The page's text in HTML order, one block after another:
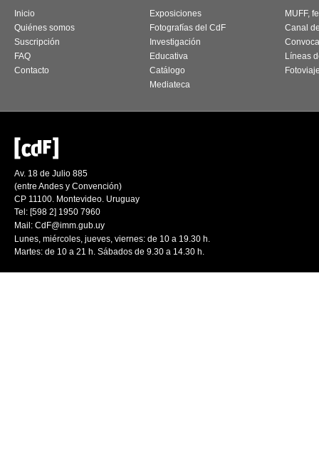
Inicio
Quiénes somos
Suscripción
FAQ
Contacto
Exposiciones
Fotografías del CdF
Investigación
Educativa
Catálogo
Mediateca
MUFF,
Canal
Líneas
Av. 18 de Julio 885
(entre Andes y Convención)
CP 11100. Montevideo. Uruguay
Tel: [598 2] 1950 7960
Mail: CdF@imm.gub.uy
Lunes, miércoles, jueves, viernes: de 10 a 19.30 h.
Martes: de 10 a 21 h. Sábados de 9.30 a 14.30 h.